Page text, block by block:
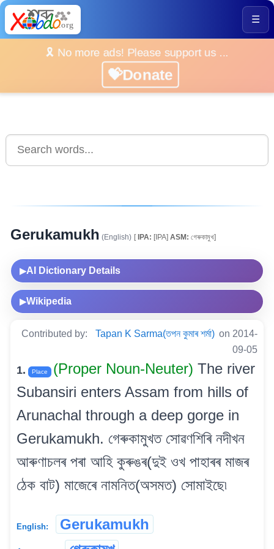
☰
🎗️ No more ads! Please support us ...
💝Donate
Gerukamukh (English) [IPA: [IPA] ASM: গেৰুকামুখ]
▶AI Dictionary Details
▶Wikipedia
Contributed by: Tapan K Sarma(তপন কুমাৰ শৰ্মা) on 2014-
09-05
1. Place (Proper Noun-Neuter) The river
Subansiri enters Assam from hills of
Arunachal through a deep gorge in
Gerukamukh. গেৰুকামুখত সোৱণশিৰি নদীখন
আৰুণাচলৰ পৰা আহি কুৰুঙৰ(দুই ওখ পাহাৰৰ মাজৰ
ঠেক বাট) মাজেৰে নামনিত(অসমত) সোমাইছে৷
English: Gerukamukh